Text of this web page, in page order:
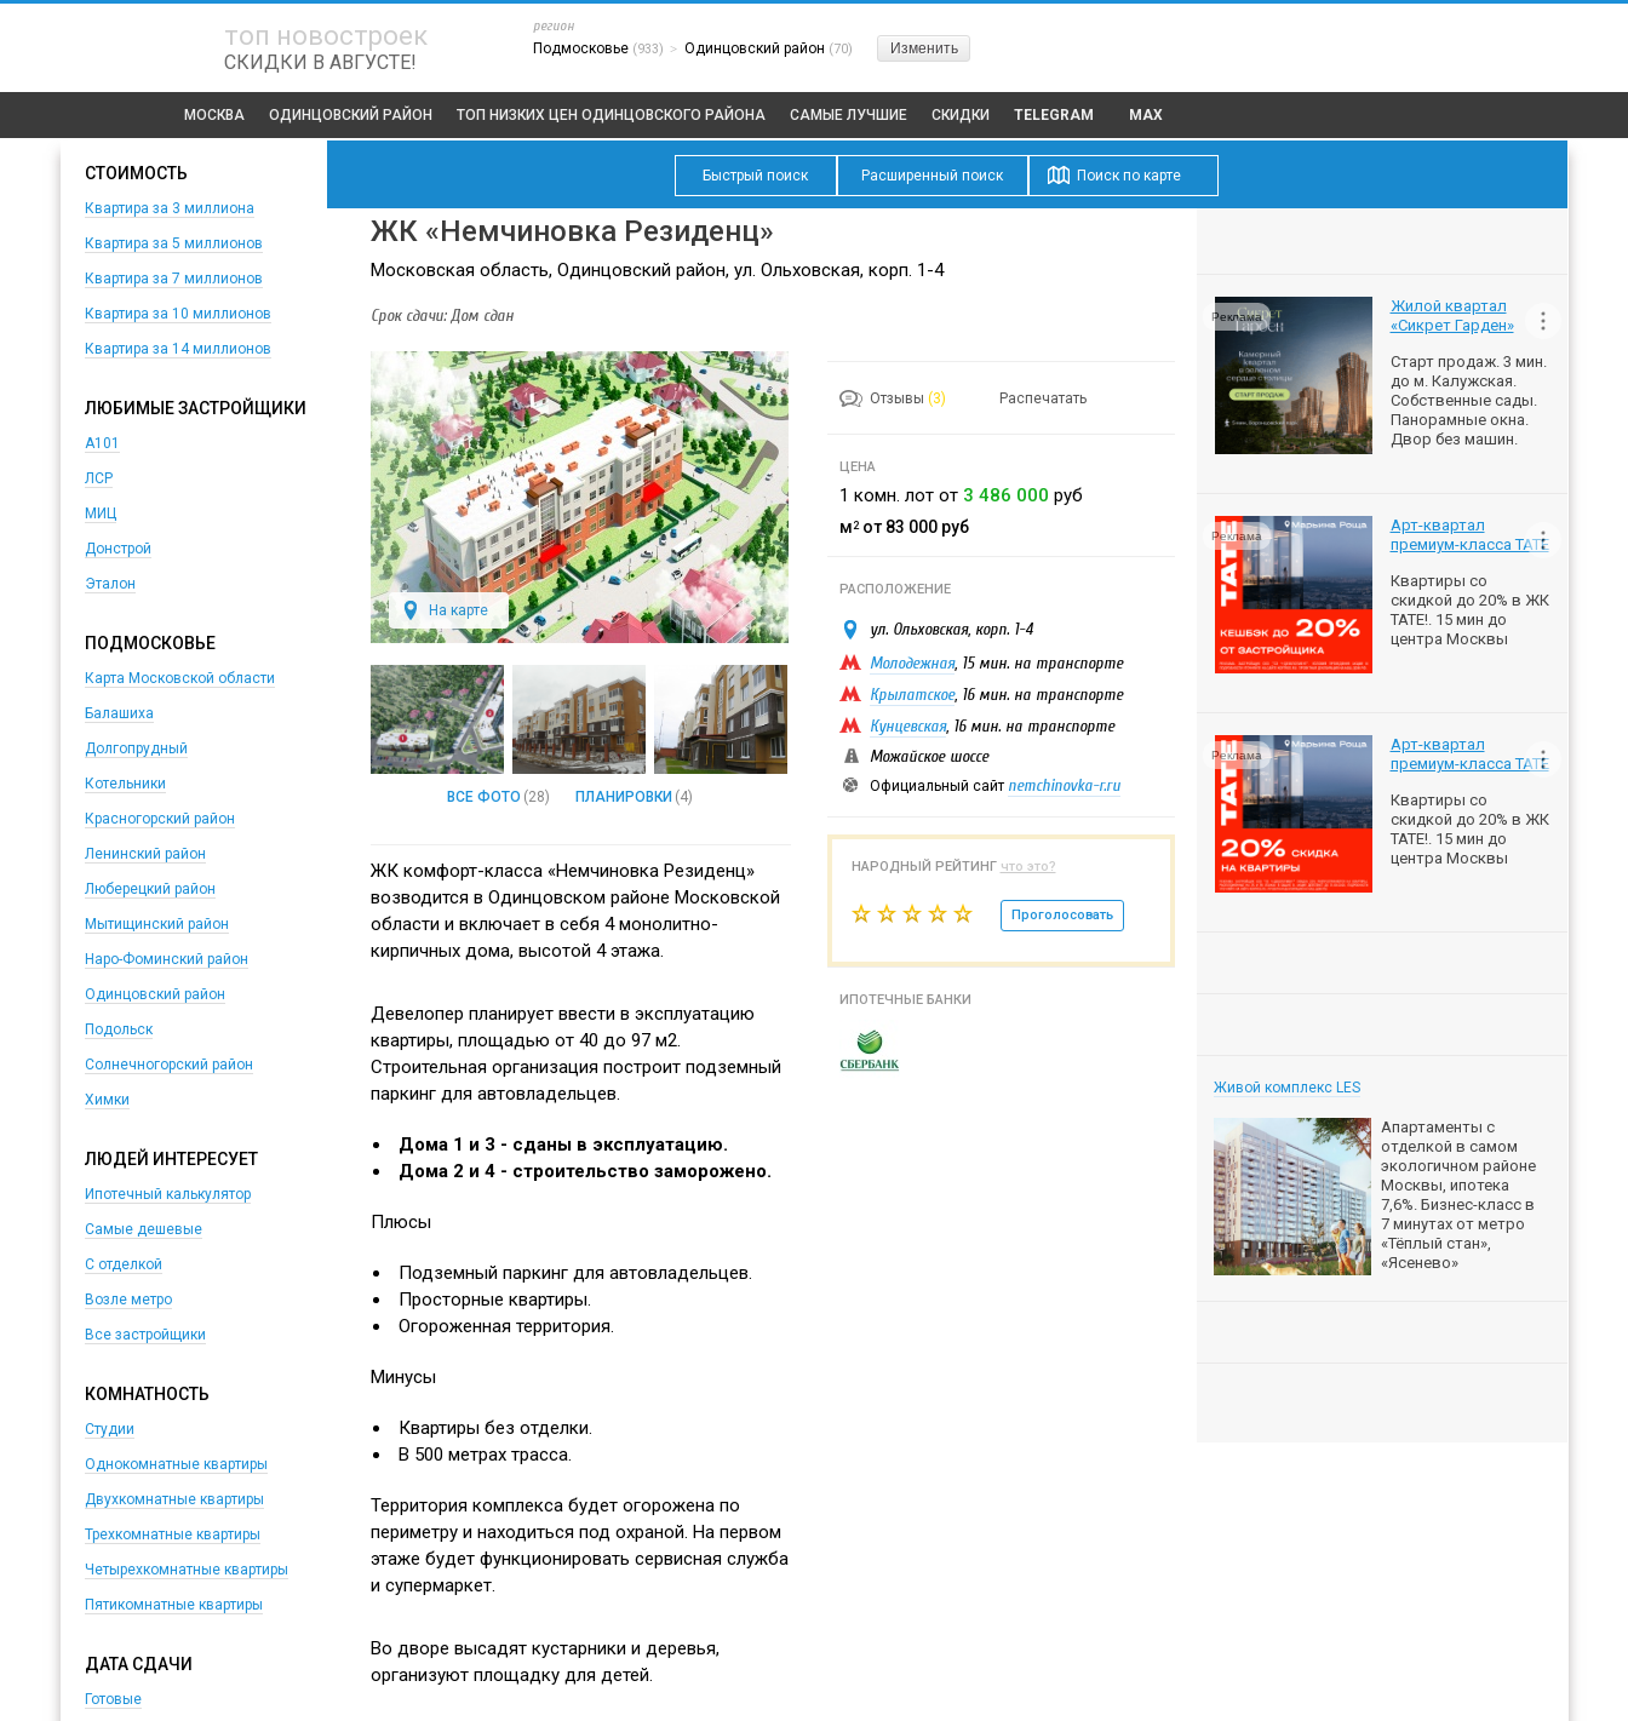
топ новостроек
СКИДКИ В АВГУСТЕ!
регион
Подмосковье (933) > Одинцовский район (70) Изменить
МОСКВА ОДИНЦОВСКИЙ РАЙОН ТОП НИЗКИХ ЦЕН ОДИНЦОВСКОГО РАЙОНА САМЫЕ ЛУЧШИЕ СКИДКИ TELEGRAM MAX
СТОИМОСТЬ
Квартира за 3 миллиона
Квартира за 5 миллионов
Квартира за 7 миллионов
Квартира за 10 миллионов
Квартира за 14 миллионов
ЛЮБИМЫЕ ЗАСТРОЙЩИКИ
А101
ЛСР
МИЦ
Донстрой
Эталон
ПОДМОСКОВЬЕ
Карта Московской области
Балашиха
Долгопрудный
Котельники
Красногорский район
Ленинский район
Люберецкий район
Мытищинский район
Наро-Фоминский район
Одинцовский район
Подольск
Солнечногорский район
Химки
ЛЮДЕЙ ИНТЕРЕСУЕТ
Ипотечный калькулятор
Самые дешевые
С отделкой
Возле метро
Все застройщики
КОМНАТНОСТЬ
Студии
Однокомнатные квартиры
Двухкомнатные квартиры
Трехкомнатные квартиры
Четырехкомнатные квартиры
Пятикомнатные квартиры
ДАТА СДАЧИ
Готовые
Быстрый поиск Расширенный поиск Поиск по карте
ЖК «Немчиновка Резиденц»
Московская область, Одинцовский район, ул. Ольховская, корп. 1-4
Срок сдачи: Дом сдан
Отзывы (3) Распечатать
На карте
ВСЕ ФОТО (28) ПЛАНИРОВКИ (4)
ЖК комфорт-класса «Немчиновка Резиденц»
возводится в Одинцовском районе Московской
области и включает в себя 4 монолитно-
кирпичных дома, высотой 4 этажа.
Девелопер планирует ввести в эксплуатацию
квартиры, площадью от 40 до 97 м2.
Строительная организация построит подземный
паркинг для автовладельцев.
Дома 1 и 3 - сданы в эксплуатацию.
Дома 2 и 4 - строительство заморожено.
Плюсы
Подземный паркинг для автовладельцев.
Просторные квартиры.
Огороженная территория.
Минусы
Квартиры без отделки.
В 500 метрах трасса.
Территория комплекса будет огорожена по
периметру и находиться под охраной. На первом
этаже будет функционировать сервисная служба
и супермаркет.
Во дворе высадят кустарники и деревья,
организуют площадку для детей.
ЦЕНА
1 комн. лот от 3 486 000 руб
м 2 от 83 000 руб
РАСПОЛОЖЕНИЕ
ул. Ольховская, корп. 1-4
Молодежная, 15 мин. на транспорте
Крылатское, 16 мин. на транспорте
Кунцевская, 16 мин. на транспорте
Можайское шоссе
Официальный сайт nemchinovka-r.ru
НАРОДНЫЙ РЕЙТИНГ что это?
Проголосовать
ИПОТЕЧНЫЕ БАНКИ
Жилой квартал
«Сикрет Гарден»
Старт продаж. 3 мин.
до м. Калужская.
Собственные сады.
Панорамные окна.
Двор без машин.
Реклама
Арт-квартал
премиум-класса ТАТЕ
Квартиры со
скидкой до 20% в ЖК
ТАТЕ!. 15 мин до
центра Москвы
Реклама
Арт-квартал
премиум-класса ТАТЕ
Квартиры со
скидкой до 20% в ЖК
ТАТЕ!. 15 мин до
центра Москвы
Реклама
Живой комплекс LES
Апартаменты с
отделкой в самом
экологичном районе
Москвы, ипотека
7,6%. Бизнес-класс в
7 минутах от метро
«Тёплый стан»,
«Ясенево»